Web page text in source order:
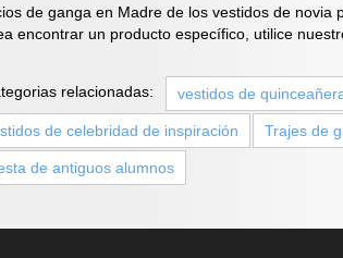
de ganga en Madre de los vestidos de
encontrar un producto específico, utilice
relacionadas: vestidos de
de celebridad de inspiración Trajes de
de antiguos alumnos